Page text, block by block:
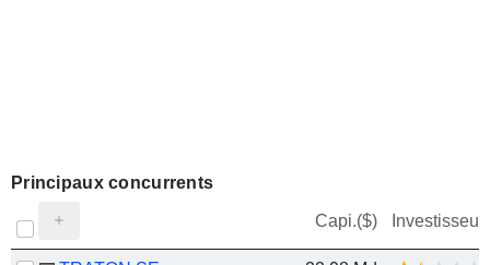
Principaux concurrents
Capi.($) Investisseur